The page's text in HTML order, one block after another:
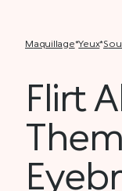
maquillage* yeux*
Flirt